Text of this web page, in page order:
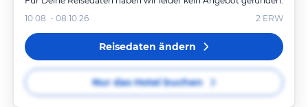
10.08. - 08.10.26
2 ERW
Reisedaten ändern
Nur das Hotel buchen